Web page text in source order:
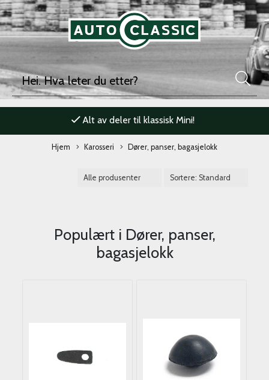
Alt av deler til klassisk Mini!
Hjem Karosseri Dører, panser, bagasjelokk
Populært i Dører, panser,
bagasjelokk